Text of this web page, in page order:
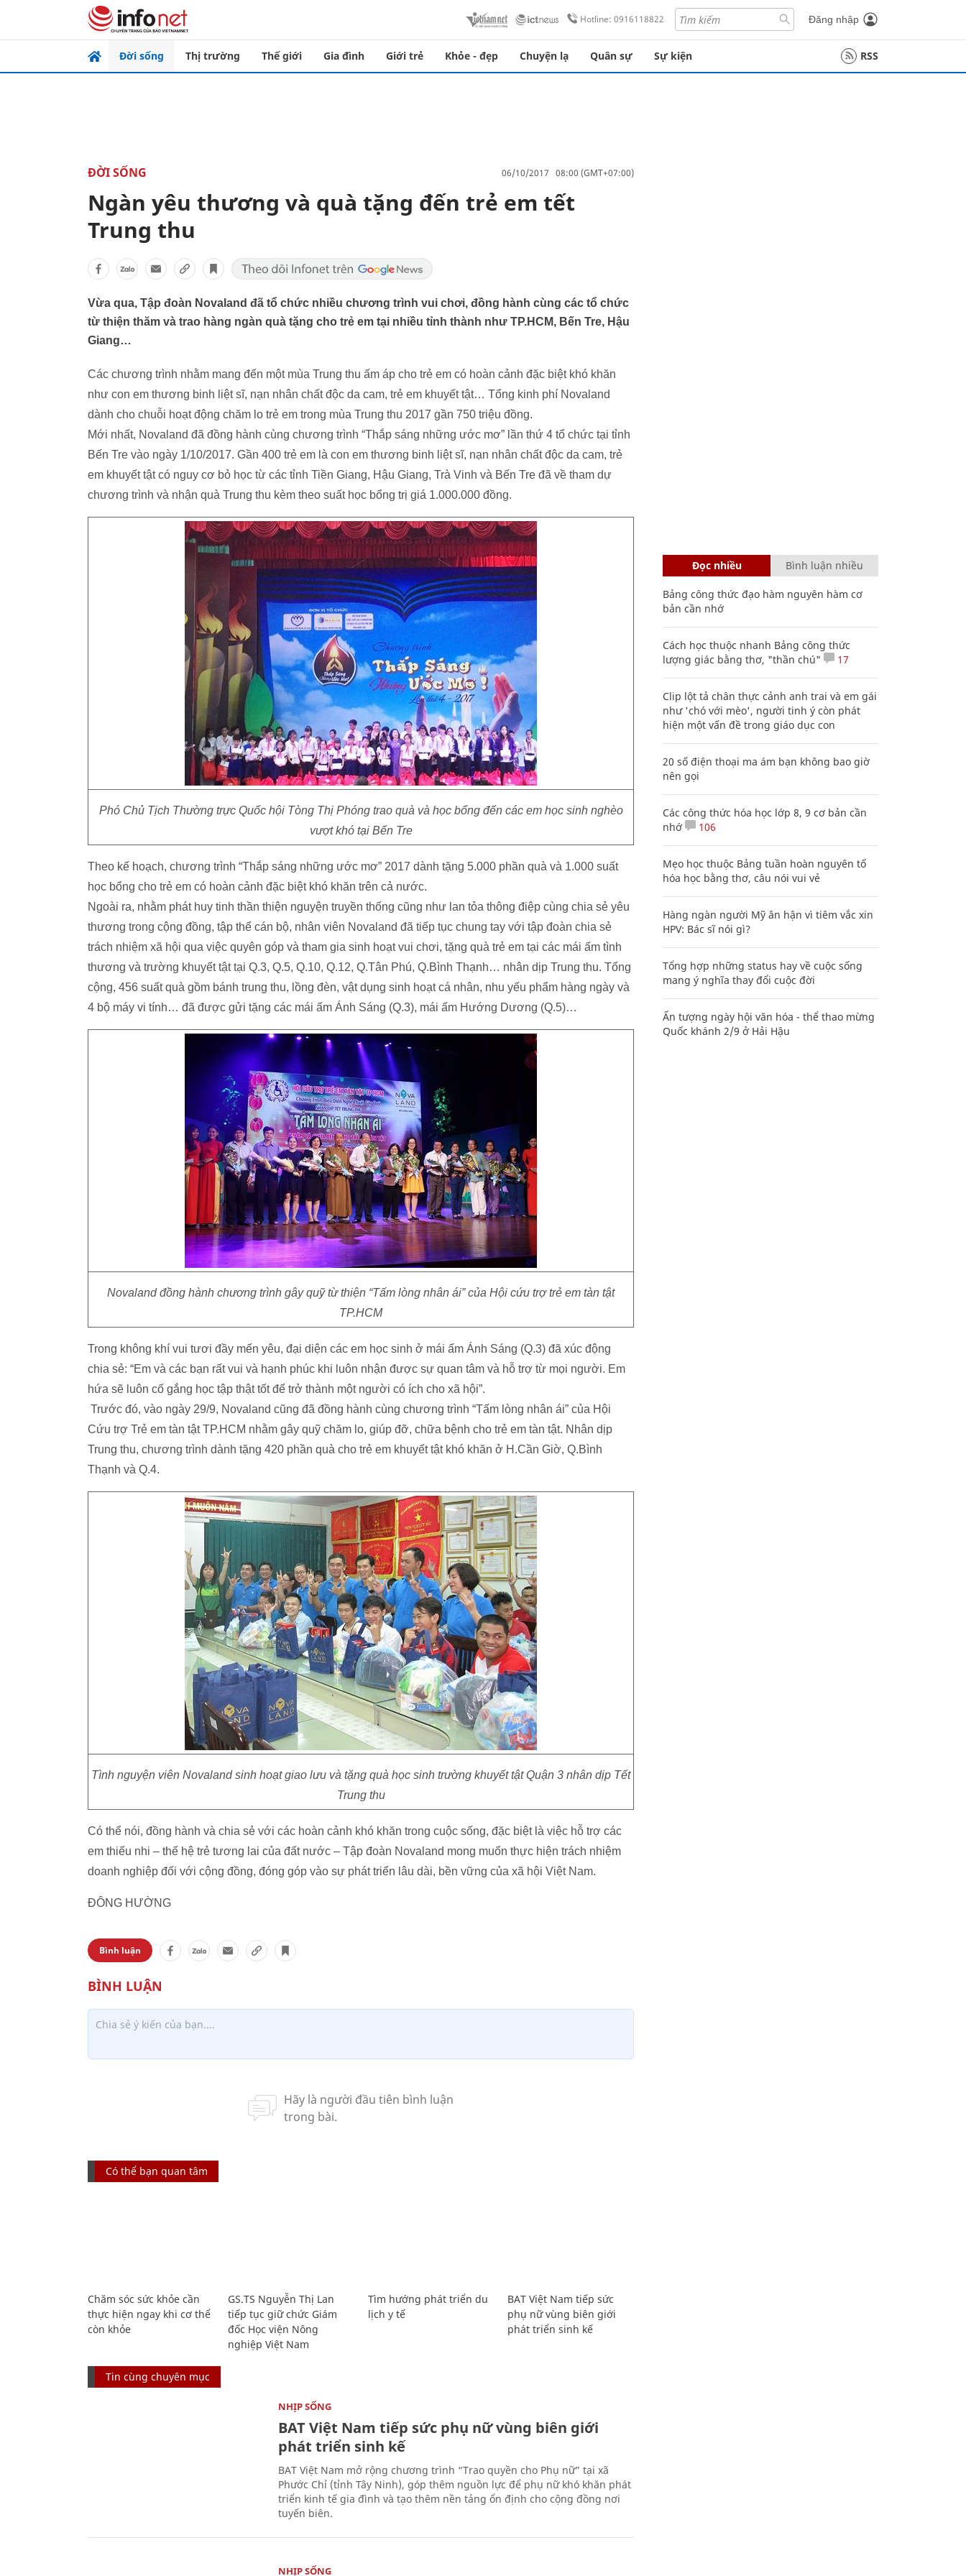
Hotline: 0916118822 Đăng nhập
Đời sống Thị trường Thế giới Gia đình Giới trẻ Khỏe - đẹp Chuyện lạ Quân sự Sự kiện RSS
ĐỜI SỐNG 06/10/2017 08:00 (GMT+07:00)
Ngàn yêu thương và quà tặng đến trẻ em tết
Trung thu
Vừa qua, Tập đoàn Novaland đã tổ chức nhiều chương trình vui chơi, đồng hành cùng các tổ chức
từ thiện thăm và trao hàng ngàn quà tặng cho trẻ em tại nhiều tỉnh thành như TP.HCM, Bến Tre, Hậu
Giang…
Các chương trình nhằm mang đến một mùa Trung thu ấm áp cho trẻ em có hoàn cảnh đặc biệt khó khăn
như con em thương binh liệt sĩ, nạn nhân chất độc da cam, trẻ em khuyết tật… Tổng kinh phí Novaland
dành cho chuỗi hoạt động chăm lo trẻ em trong mùa Trung thu 2017 gần 750 triệu đồng.
Mới nhất, Novaland đã đồng hành cùng chương trình “Thắp sáng những ước mơ” lần thứ 4 tổ chức tại tỉnh
Bến Tre vào ngày 1/10/2017. Gần 400 trẻ em là con em thương binh liệt sĩ, nạn nhân chất độc da cam, trẻ
em khuyết tật có nguy cơ bỏ học từ các tỉnh Tiền Giang, Hậu Giang, Trà Vinh và Bến Tre đã về tham dự
chương trình và nhận quà Trung thu kèm theo suất học bổng trị giá 1.000.000 đồng.
Phó Chủ Tịch Thường trực Quốc hội Tòng Thị Phóng trao quà và học bổng đến các em học sinh nghèo
vượt khó tại Bến Tre
Theo kế hoạch, chương trình “Thắp sáng những ước mơ” 2017 dành tặng 5.000 phần quà và 1.000 suất
học bổng cho trẻ em có hoàn cảnh đặc biệt khó khăn trên cả nước.
Ngoài ra, nhằm phát huy tinh thần thiện nguyện truyền thống cũng như lan tỏa thông điệp cùng chia sẻ yêu
thương trong cộng đồng, tập thể cán bộ, nhân viên Novaland đã tiếp tục chung tay với tập đoàn chia sẻ
trách nhiệm xã hội qua việc quyên góp và tham gia sinh hoạt vui chơi, tặng quà trẻ em tại các mái ấm tình
thương và trường khuyết tật tại Q.3, Q.5, Q.10, Q.12, Q.Tân Phú, Q.Bình Thạnh… nhân dịp Trung thu. Tổng
cộng, 456 suất quà gồm bánh trung thu, lồng đèn, vật dụng sinh hoạt cá nhân, nhu yếu phẩm hàng ngày và
4 bộ máy vi tính… đã được gửi tặng các mái ấm Ánh Sáng (Q.3), mái ấm Hướng Dương (Q.5)…
Novaland đồng hành chương trình gây quỹ từ thiện “Tấm lòng nhân ái” của Hội cứu trợ trẻ em tàn tật
TP.HCM
Trong không khí vui tươi đầy mến yêu, đại diện các em học sinh ở mái ấm Ánh Sáng (Q.3) đã xúc động
chia sẻ: “Em và các bạn rất vui và hạnh phúc khi luôn nhận được sự quan tâm và hỗ trợ từ mọi người. Em
hứa sẽ luôn cố gắng học tập thật tốt để trở thành một người có ích cho xã hội”.
Trước đó, vào ngày 29/9, Novaland cũng đã đồng hành cùng chương trình “Tấm lòng nhân ái” của Hội
Cứu trợ Trẻ em tàn tật TP.HCM nhằm gây quỹ chăm lo, giúp đỡ, chữa bệnh cho trẻ em tàn tật. Nhân dịp
Trung thu, chương trình dành tặng 420 phần quà cho trẻ em khuyết tật khó khăn ở H.Cần Giờ, Q.Bình
Thạnh và Q.4.
Tình nguyện viên Novaland sinh hoạt giao lưu và tặng quà học sinh trường khuyết tật Quận 3 nhân dịp Tết
Trung thu
Có thể nói, đồng hành và chia sẻ với các hoàn cảnh khó khăn trong cuộc sống, đặc biệt là việc hỗ trợ các
em thiếu nhi – thế hệ trẻ tương lai của đất nước – Tập đoàn Novaland mong muốn thực hiện trách nhiệm
doanh nghiệp đối với cộng đồng, đóng góp vào sự phát triển lâu dài, bền vững của xã hội Việt Nam.
ĐÔNG HƯỜNG
Bình luận
Có thể bạn quan tâm
Chăm sóc sức khỏe cần
thực hiện ngay khi cơ thể
còn khỏe
GS.TS Nguyễn Thị Lan
tiếp tục giữ chức Giám
đốc Học viện Nông
nghiệp Việt Nam
Tìm hướng phát triển du
lịch y tế
BAT Việt Nam tiếp sức
phụ nữ vùng biên giới
phát triển sinh kế
Tin cùng chuyên mục
NHỊP SỐNG
BAT Việt Nam tiếp sức phụ nữ vùng biên giới
phát triển sinh kế
BAT Việt Nam mở rộng chương trình “Trao quyền cho Phụ nữ” tại xã
Phước Chỉ (tỉnh Tây Ninh), góp thêm nguồn lực để phụ nữ khó khăn phát
triển kinh tế gia đình và tạo thêm nền tảng ổn định cho cộng đồng nơi
tuyến biên.
NHỊP SỐNG
Đọc nhiều Bình luận nhiều
Bảng công thức đạo hàm nguyên hàm cơ
bản cần nhớ
Cách học thuộc nhanh Bảng công thức
lượng giác bằng thơ, "thần chú"
17
Clip lột tả chân thực cảnh anh trai và em gái
như 'chó với mèo', người tinh ý còn phát
hiện một vấn đề trong giáo dục con
20 số điện thoại ma ám bạn không bao giờ
nên gọi
Các công thức hóa học lớp 8, 9 cơ bản cần
nhớ
106
Mẹo học thuộc Bảng tuần hoàn nguyên tố
hóa học bằng thơ, câu nói vui vẻ
Hàng ngàn người Mỹ ân hận vì tiêm vắc xin
HPV: Bác sĩ nói gì?
Tổng hợp những status hay về cuộc sống
mang ý nghĩa thay đổi cuộc đời
Ấn tượng ngày hội văn hóa - thể thao mừng
Quốc khánh 2/9 ở Hải Hậu